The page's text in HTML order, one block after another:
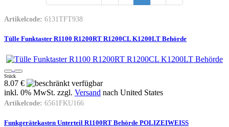
Artikelcode: 6131TFT938
Tülle Funktaster R1100 R1200RT R1200CL K1200LT Behörde
Stück
8.07 €
inkl. 0% MwSt. zzgl. Versand nach United States
Artikelcode: 6561FKU166
Funkgerätekasten Unterteil R1100RT Behörde POLIZEIWEISS